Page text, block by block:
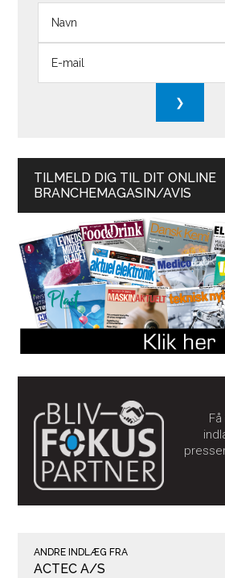
TILMELD DIG TIL DIT ONLINE
BRANCHEMAGASIN/AVIS
ANDRE INDLÆG FRA
ACTEC A/S